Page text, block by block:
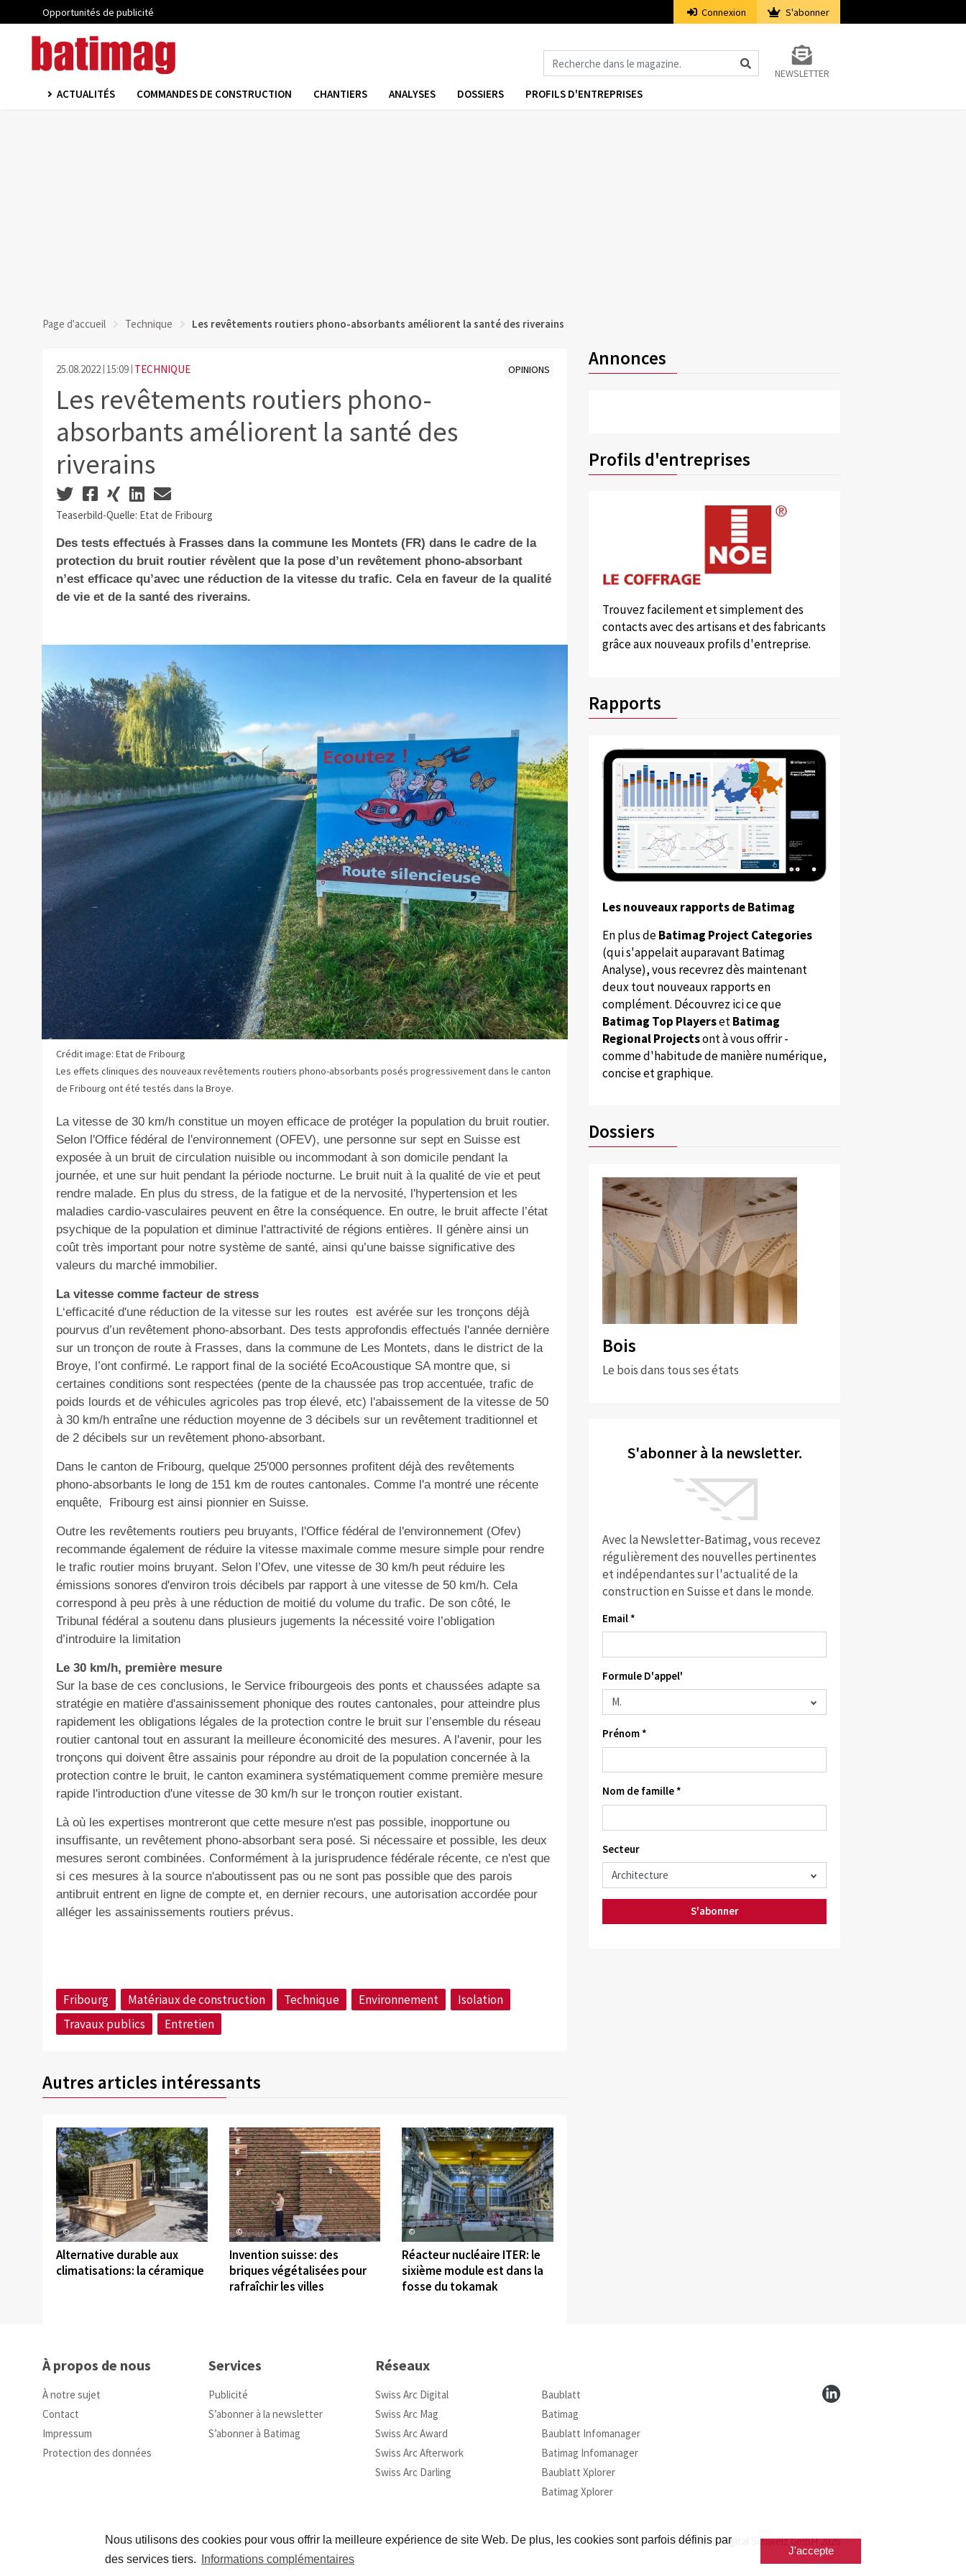
Nous utilisons des cookies pour vous offrir la meilleure expérience de site Web. De plus, les cookies sont parfois définis par
des services tiers.
Informations complémentaires
J'accepte
Opportunités de publicité Connexion S'abonner
NEWSLETTER
ACTUALITÉS COMMANDES DE CONSTRUCTION CHANTIERS ANALYSES DOSSIERS PROFILS D'ENTREPRISES
Page d'accueil Technique Les revêtements routiers phono-absorbants améliorent la santé des riverains
25.08.2022 15:09 TECHNIQUE OPINIONS
Les revêtements routiers phono-
absorbants améliorent la santé des
riverains
Teaserbild-Quelle: Etat de Fribourg
Des tests effectués à Frasses dans la commune les Montets (FR) dans le cadre de la
protection du bruit routier révèlent que la pose d’un revêtement phono-absorbant
n’est efficace qu’avec une réduction de la vitesse du trafic. Cela en faveur de la qualité
de vie et de la santé des riverains.
Crédit image: Etat de Fribourg
Les effets cliniques des nouveaux revêtements routiers phono-absorbants posés progressivement dans le canton
de Fribourg ont été testés dans la Broye.
La vitesse de 30 km/h constitue un moyen efficace de protéger la population du bruit routier.
Selon l'Office fédéral de l'environnement (OFEV), une personne sur sept en Suisse est
exposée à un bruit de circulation nuisible ou incommodant à son domicile pendant la
journée, et une sur huit pendant la période nocturne. Le bruit nuit à la qualité de vie et peut
rendre malade. En plus du stress, de la fatigue et de la nervosité, l'hypertension et les
maladies cardio-vasculaires peuvent en être la conséquence. En outre, le bruit affecte l’état
psychique de la population et diminue l'attractivité de régions entières. Il génère ainsi un
coût très important pour notre système de santé, ainsi qu’une baisse significative des
valeurs du marché immobilier.
La vitesse comme facteur de stress
L‘efficacité d'une réduction de la vitesse sur les routes est avérée sur les tronçons déjà
pourvus d’un revêtement phono-absorbant. Des tests approfondis effectués l'année dernière
sur un tronçon de route à Frasses, dans la commune de Les Montets, dans le district de la
Broye, l’ont confirmé. Le rapport final de la société EcoAcoustique SA montre que, si
certaines conditions sont respectées (pente de la chaussée pas trop accentuée, trafic de
poids lourds et de véhicules agricoles pas trop élevé, etc) l'abaissement de la vitesse de 50
à 30 km/h entraîne une réduction moyenne de 3 décibels sur un revêtement traditionnel et
de 2 décibels sur un revêtement phono-absorbant.
Dans le canton de Fribourg, quelque 25'000 personnes profitent déjà des revêtements
phono-absorbants le long de 151 km de routes cantonales. Comme l'a montré une récente
enquête,
Fribourg est ainsi pionnier en Suisse.
Outre les revêtements routiers peu bruyants, l'Office fédéral de l'environnement (Ofev)
recommande également de réduire la vitesse maximale comme mesure simple pour rendre
le trafic routier moins bruyant. Selon l’Ofev, une vitesse de 30 km/h peut réduire les
émissions sonores d'environ trois décibels par rapport à une vitesse de 50 km/h. Cela
correspond à peu près à une réduction de moitié du volume du trafic. De son côté, le
Tribunal fédéral a soutenu dans plusieurs jugements la nécessité voire l’obligation
d’introduire la limitation
Le 30 km/h, première mesure
Sur la base de ces conclusions, le Service fribourgeois des ponts et chaussées adapte sa
stratégie en matière d'assainissement phonique des routes cantonales, pour atteindre plus
rapidement les obligations légales de la protection contre le bruit sur l’ensemble du réseau
routier cantonal tout en assurant la meilleure économicité des mesures. A l'avenir, pour les
tronçons qui doivent être assainis pour répondre au droit de la population concernée à la
protection contre le bruit, le canton examinera systématiquement comme première mesure
rapide l'introduction d'une vitesse de 30 km/h sur le tronçon routier existant.
Là où les expertises montreront que cette mesure n'est pas possible, inopportune ou
insuffisante, un revêtement phono-absorbant sera posé. Si nécessaire et possible, les deux
mesures seront combinées. Conformément à la jurisprudence fédérale récente, ce n'est que
si ces mesures à la source n'aboutissent pas ou ne sont pas possible que des parois
antibruit entrent en ligne de compte et, en dernier recours, une autorisation accordée pour
alléger les assainissements routiers prévus.
Fribourg Matériaux de construction Technique Environnement
Isolation
Travaux publics
Entretien
Autres articles intéressants
©
Alternative durable aux
climatisations: la céramique
©
Invention suisse: des
briques végétalisées pour
rafraîchir les villes
©
Réacteur nucléaire ITER: le
sixième module est dans la
fosse du tokamak
Annonces
Profils d'entreprises
Trouvez facilement et simplement des
contacts avec des artisans et des fabricants
grâce aux nouveaux profils d'entreprise.
Rapports
Les nouveaux rapports de Batimag
En plus deBatimag Project Categories
(qui s'appelait auparavant Batimag
Analyse), vous recevrez dès maintenant
deux tout nouveaux rapports en
complément. Découvrez ici ce que
Batimag Top PlayersetBatimag
Regional Projectsont à vous offrir -
comme d'habitude de manière numérique,
concise et graphique.
Dossiers
Bois
Le bois dans tous ses états
S'abonner à la newsletter.
Avec la Newsletter-Batimag, vous recevez
régulièrement des nouvelles pertinentes
et indépendantes sur l'actualité de la
construction en Suisse et dans le monde.
Email *
Formule D'appel'
Prénom *
Nom de famille *
Secteur
S'abonner
À propos de nous
À notre sujet
Contact
Impressum
Protection des données
Services
Publicité
S’abonner à la newsletter
S’abonner à Batimag
Réseaux
Swiss Arc Digital
Swiss Arc Mag
Swiss Arc Award
Swiss Arc Afterwork
Swiss Arc Darling
Baublatt
Batimag
Baublatt Infomanager
Batimag Infomanager
Baublatt Xplorer
Batimag Xplorer
© Infopro Digital Schweiz GmbH 2026